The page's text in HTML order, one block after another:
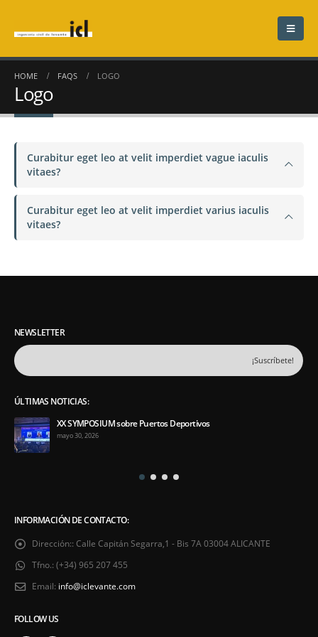
HOME FAQS LOGO
Logo
Curabitur eget leo at velit imperdiet vague iaculis
vitaes?
Curabitur eget leo at velit imperdiet varius iaculis
vitaes?
NEWSLETTER
ÚLTIMAS NOTICIAS:
XX SYMPOSIUM sobre Puertos Deportivos
mayo 30, 2026
INFORMACIÓN DE CONTACTO:
Dirección:: Calle Capitán Segarra,1 - Bis 7A 03004 ALICANTE
Tfno.: (+34) 965 207 455
Email: info@iclevante.com
FOLLOW US